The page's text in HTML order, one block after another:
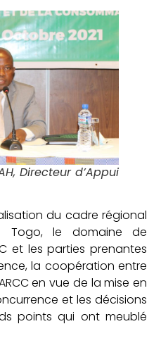
Directeur d’Appui
du cadre régional
Togo, le domaine de
et les parties prenantes
la coopération entre
en vue de la mise en
et les décisions
points qui ont meublé